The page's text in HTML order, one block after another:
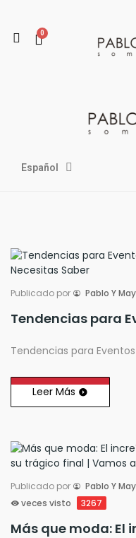
Español
Publicado por Pablo Y
Tendencias para
Leer Más
Publicado por Pablo Y
veces visto
3267